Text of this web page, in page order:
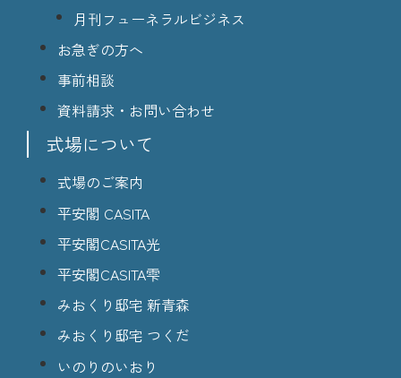
月刊フューネラルビジネス
お急ぎの方へ
事前相談
資料請求・お問い合わせ
式場について
式場のご案内
平安閣 CASITA
平安閣CASITA光
平安閣CASITA雫
みおくり邸宅 新青森
みおくり邸宅 つくだ
いのりのいおり